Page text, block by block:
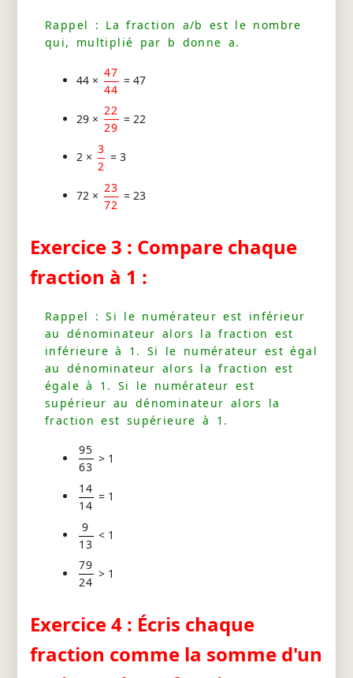
Rappel : La fraction a/b est le nombre
qui, multiplié par b donne a.
44 ×
47
44
= 47
29 ×
22
29
= 22
2 ×
3
2
= 3
72 ×
23
72
= 23
Exercice 3 : Compare chaque
fraction à 1 :
Rappel : Si le numérateur est inférieur
au dénominateur alors la fraction est
inférieure à 1. Si le numérateur est égal
au dénominateur alors la fraction est
égale à 1. Si le numérateur est
supérieur au dénominateur alors la
fraction est supérieure à 1.
95
63
> 1
14
14
= 1
9
13
< 1
79
24
> 1
Exercice 4 : Écris chaque
fraction comme la somme d'un